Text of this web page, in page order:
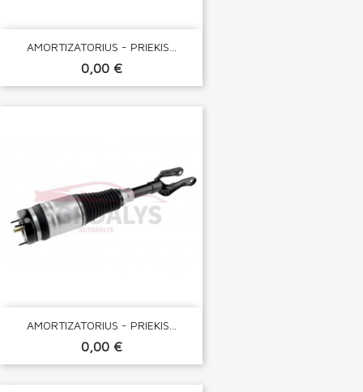
AMORTIZATORIUS - PRIEKIS...
0,00 €
AMORTIZATORIUS - PRIEKIS...
0,00 €